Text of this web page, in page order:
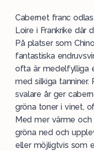
Cabernet franc
Loire i Frankrike där
På platser som
fantastiska
ofta är medelfylliga
med silkiga tanniner.
svalare år ger
gröna toner i vinet,
Med mer värme
gröna ned och
eller möjligtvis som